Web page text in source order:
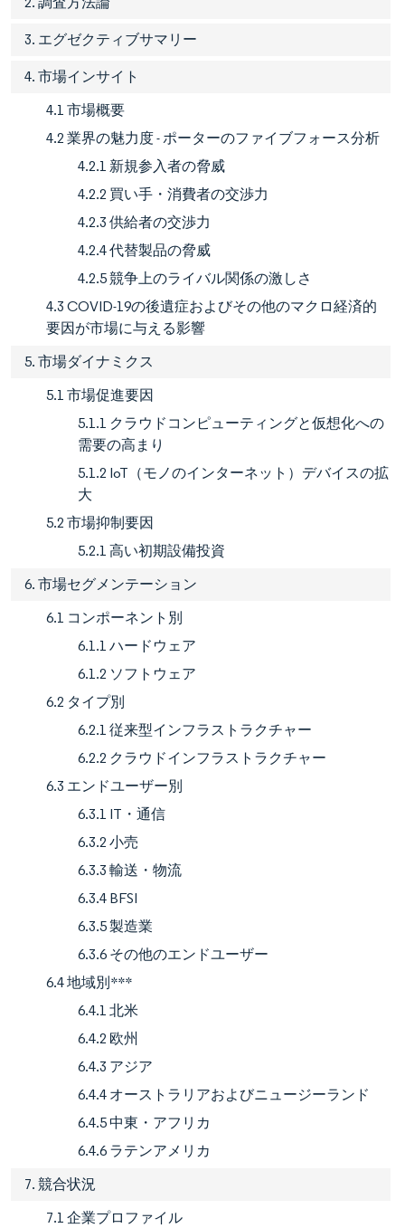
3. エグゼクティブサマリー
4. 市場インサイト
4.1 市場概要
4.2 業界の魅力度 - ポーターのファイブフォース分析
4.2.1 新規参入者の脅威
4.2.2 買い手・消費者の交渉力
4.2.3 供給者の交渉力
4.2.4 代替製品の脅威
4.2.5 競争上のライバル関係の激しさ
4.3 COVID-19の後遺症およびその他のマクロ経済的
要因が市場に与える影響
5. 市場ダイナミクス
5.1 市場促進要因
5.1.1 クラウドコンピューティングと仮想化への
需要の高まり
5.1.2 IoT（モノのインターネット）デバイスの拡
大
5.2 市場抑制要因
5.2.1 高い初期設備投資
6. 市場セグメンテーション
6.1 コンポーネント別
6.1.1 ハードウェア
6.1.2 ソフトウェア
6.2 タイプ別
6.2.1 従来型インフラストラクチャー
6.2.2 クラウドインフラストラクチャー
6.3 エンドユーザー別
6.3.1 IT・通信
6.3.2 小売
6.3.3 輸送・物流
6.3.4 BFSI
6.3.5 製造業
6.3.6 その他のエンドユーザー
6.4 地域別***
6.4.1 北米
6.4.2 欧州
6.4.3 アジア
6.4.4 オーストラリアおよびニュージーランド
6.4.5 中東・アフリカ
6.4.6 ラテンアメリカ
7. 競合状況
7.1 企業プロファイル